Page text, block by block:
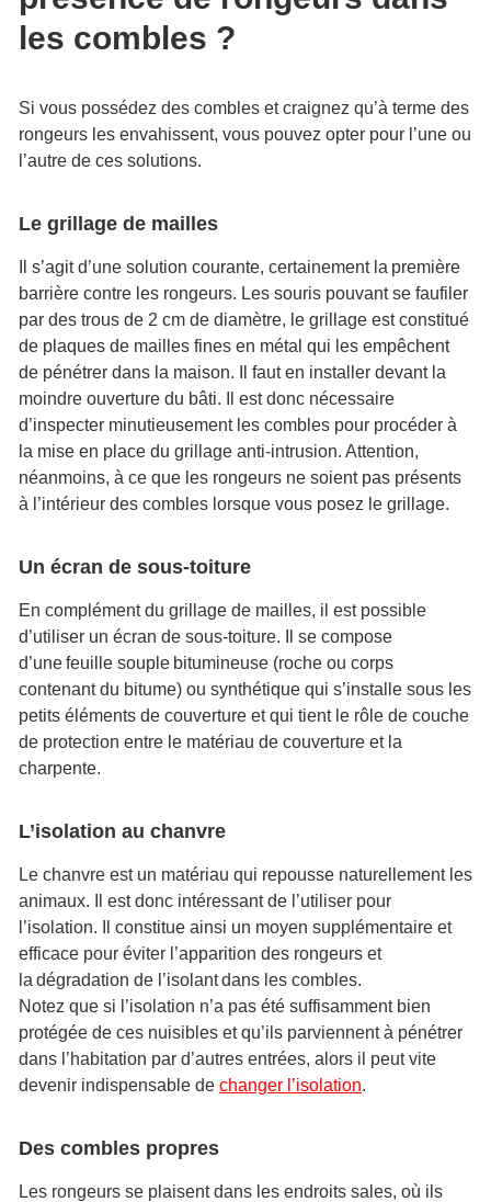
les combles ?
Si vous possédez des combles et craignez qu’à terme des
rongeurs les envahissent, vous pouvez opter pour l’une ou
l’autre de ces solutions.
Le grillage de mailles
Il s’agit d’une solution courante, certainement la première
barrière contre les rongeurs. Les souris pouvant se faufiler
par des trous de 2 cm de diamètre, le grillage est constitué
de plaques de mailles fines en métal qui les empêchent
de pénétrer dans la maison. Il faut en installer devant la
moindre ouverture du bâti. Il est donc nécessaire
d’inspecter minutieusement les combles pour procéder à
la mise en place du grillage anti-intrusion. Attention,
néanmoins, à ce que les rongeurs ne soient pas présents
à l’intérieur des combles lorsque vous posez le grillage.
Un écran de sous-toiture
En complément du grillage de mailles, il est possible
d’utiliser un écran de sous-toiture. Il se compose
d’une feuille souple bitumineuse (roche ou corps
contenant du bitume) ou synthétique qui s’installe sous les
petits éléments de couverture et qui tient le rôle de couche
de protection entre le matériau de couverture et la
charpente.
L’isolation au chanvre
Le chanvre est un matériau qui repousse naturellement les
animaux. Il est donc intéressant de l’utiliser pour
l’isolation. Il constitue ainsi un moyen supplémentaire et
efficace pour éviter l’apparition des rongeurs et
la dégradation de l’isolant dans les combles.
Notez que si l’isolation n’a pas été suffisamment bien
protégée de ces nuisibles et qu’ils parviennent à pénétrer
dans l’habitation par d’autres entrées, alors il peut vite
devenir indispensable de changer l’isolation.
Des combles propres
Les rongeurs se plaisent dans les endroits sales, où ils